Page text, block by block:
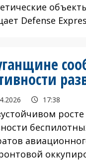
Defense
17:38